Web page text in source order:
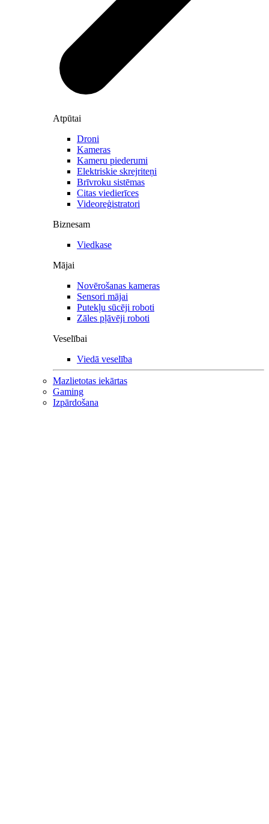
Atpūtai
Droni
Kameras
Kameru piederumi
Elektriskie skrejriteņi
Brīvroku sistēmas
Citas viedierīces
Videoreģistratori
Biznesam
Viedkase
Mājai
Novērošanas kameras
Sensori mājai
Putekļu sūcēji roboti
Zāles pļāvēji roboti
Veselībai
Viedā veselība
Mazlietotas iekārtas
Gaming
Izpārdošana